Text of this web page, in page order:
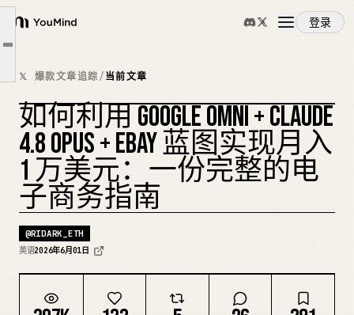
YouMind
登录
概览
使用案例
技能
提示词
定价
第一部分：设置每个组件
第四部分：变现策略：达到每月 10,000 美元（两个高收益渠道）
𝕏 爆款文章追踪/当前文章
复刻封面
如何利用 GOOGLE OMNI + CLAUDE
4.8 OPUS + EBAY 蓝图实现月入
1 万美元：一份完整的电
子商务指南
@RIDARK_ETH
英语2026年6月01日